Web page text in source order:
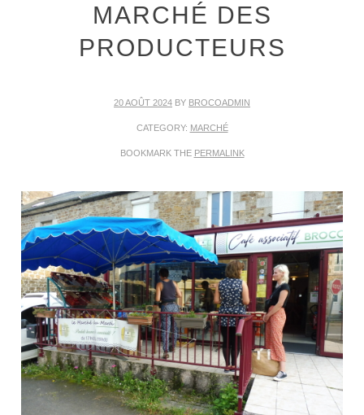
MARCHÉ DES
PRODUCTEURS
20 AOÛT 2024 BY BROCOADMIN
CATEGORY: MARCHÉ
BOOKMARK THE PERMALINK